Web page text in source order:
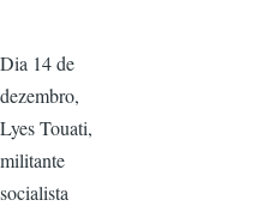
d
o
n
s
A
p
p
Dia 14 de
dezembro,
Lyes Touati,
militante
socialista